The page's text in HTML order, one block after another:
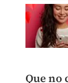
Que no